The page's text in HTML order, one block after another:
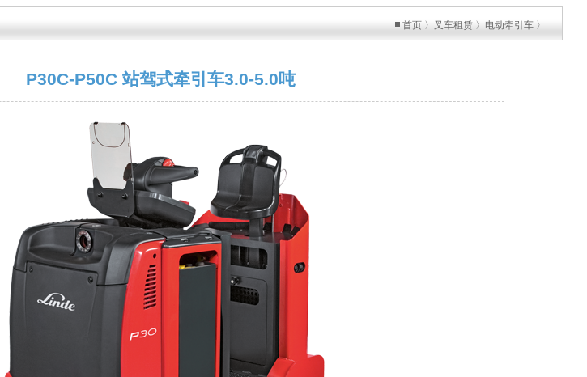
首页 〉 叉车租赁 〉 电动牵引车 〉
P30C-P50C 站驾式牵引车3.0-5.0吨